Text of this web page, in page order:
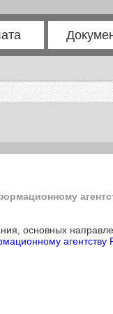
основных
агентству